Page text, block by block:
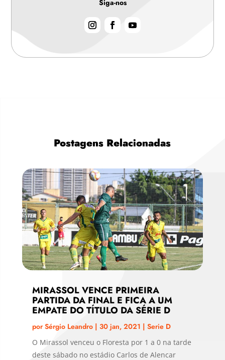
Siga-nos
Postagens Relacionadas
MIRASSOL VENCE PRIMEIRA
PARTIDA DA FINAL E FICA A UM
EMPATE DO TÍTULO DA SÉRIE D
porSérgio Leandro| 30 jan, 2021 | Serie D
O Mirassol venceu o Floresta por 1 a 0 na tarde
deste sábado no estádio Carlos de Alencar